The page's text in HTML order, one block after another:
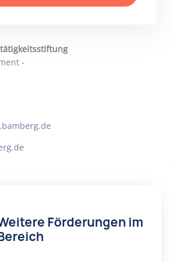
-
Förderungen im